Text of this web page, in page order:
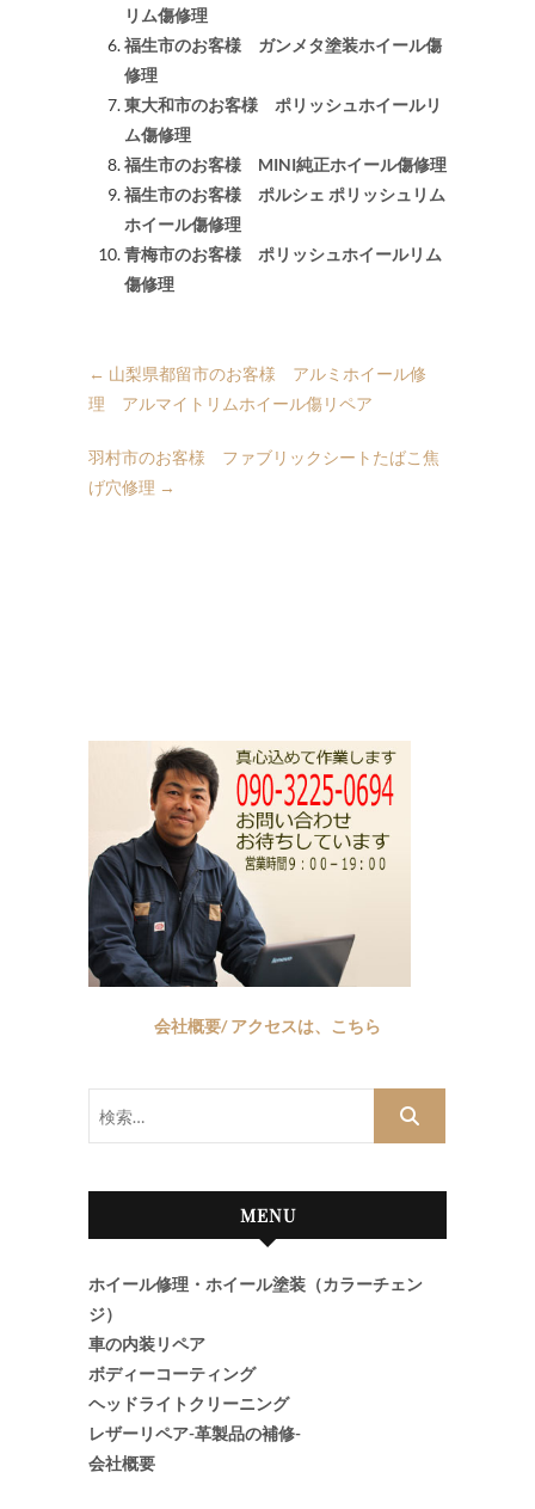
リム傷修理
福生市のお客様 ガンメタ塗装ホイール傷
修理
東大和市のお客様 ポリッシュホイールリ
ム傷修理
福生市のお客様 MINI純正ホイール傷修理
福生市のお客様 ポルシェ ポリッシュリム
ホイール傷修理
青梅市のお客様 ポリッシュホイールリム
傷修理
← 山梨県都留市のお客様 アルミホイール修
理 アルマイトリムホイール傷リペア
羽村市のお客様 ファブリックシートたばこ焦
げ穴修理 →
会社概要/ アクセスは、こちら
MENU
ホイール修理・ホイール塗装（カラーチェン
ジ）
車の内装リペア
ボディーコーティング
ヘッドライトクリーニング
レザーリペア-革製品の補修-
会社概要